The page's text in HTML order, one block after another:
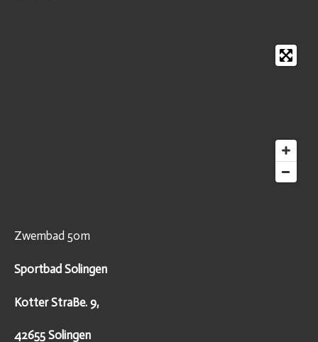
Zwembad 50m
Sportbad Solingen
Kotter StraBe. 9,
42655 Solingen